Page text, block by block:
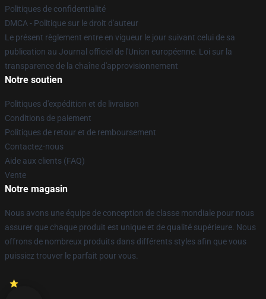
Politiques de confidentialité
DMCA - Politique sur le droit d'auteur
Le présent règlement entre en vigueur le jour suivant celui de sa
publication au Journal officiel de l'Union européenne. Loi sur la
transparence de la chaîne d'approvisionnement
Notre soutien
Politiques d'expédition et de livraison
Conditions de paiement
Politiques de retour et de remboursement
Contactez-nous
Aide aux clients (FAQ)
Vente
Notre magasin
Nous avons une équipe de conception de classe mondiale pour nous
assurer que chaque produit est unique et de qualité supérieure. Nous
offrons de nombreux produits dans différents styles afin que vous
puissiez trouver le parfait pour vous.